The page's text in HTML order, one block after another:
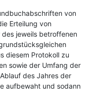
von
Erteilung von
jeweils betroffenen
diesem Protokoll zu
sowie der Umfang der
des Jahres der
aufbewaht und sodann